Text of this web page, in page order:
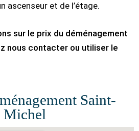
ascenseur et de l’étage.
sur le prix du déménagement
nous contacter ou utiliser le
Saint-
Michel